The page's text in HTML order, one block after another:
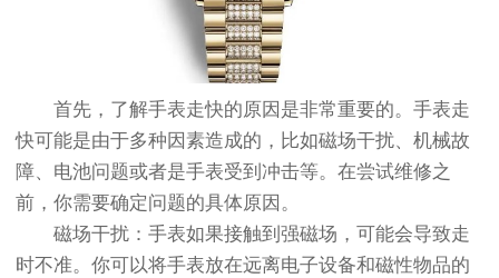
首先，了解手表走快的原因是非常重要的。手表走
快可能是由于多种因素造成的，比如磁场干扰、机械故
障、电池问题或者是手表受到冲击等。在尝试维修之
前，你需要确定问题的具体原因。
磁场干扰：手表如果接触到强磁场，可能会导致走
时不准。你可以将手表放在远离电子设备和磁性物品的